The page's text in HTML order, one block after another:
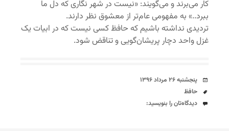
کار می‌برند و می‌گویند: «نیست در شهر نگاری که دل ما
ببرد..» به مفهومی عام‌تر از معشوق نظر دارند.
تردیدی نداشته باشیم که حافظ کسی نیست که در ابیات یک
غزل واحد دچار پریشان‌گویی و تناقض شود.
تاریخ
پنجشنبه ۲۶ مرداد ۱۳۹۶
برچسب‌ها
حافظ
دیدگاه‌ها
دیدگاه‌تان را بنویسید: